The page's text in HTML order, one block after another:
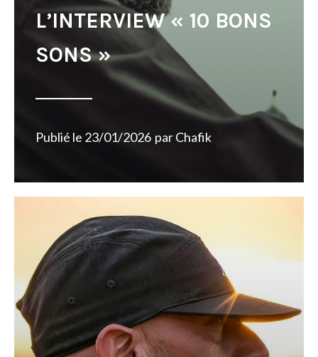
L’INTERVIEW « 10 BONS
SONS »
Publié le 23/01/2026 parChafik